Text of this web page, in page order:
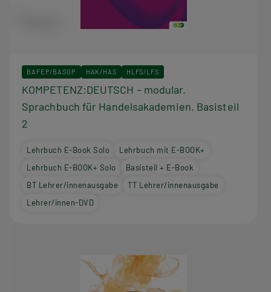
BAFEP/BASOP HAK/HAS HLFS/LFS
KOMPETENZ:DEUTSCH – modular.
Sprachbuch für Handelsakademien. Basisteil
2
Lehrbuch E-Book Solo
Lehrbuch mit E-BOOK+
Lehrbuch E-BOOK+ Solo
Basisteil + E-Book
BT Lehrer/innenausgabe
TT Lehrer/innenausgabe
Lehrer/innen-DVD